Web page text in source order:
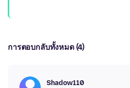
การตอบกลับทั้งหมด (4)
Shadow110